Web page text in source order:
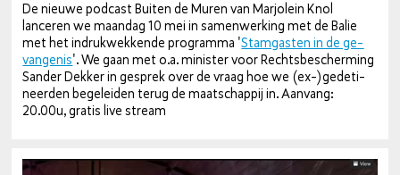
De nieuwe podcast Buiten de Muren van Marjolein Knol
lanceren we maandag 10 mei in sa­men­wer­king met de Balie
met het in­druk­wek­ken­de programma 'Stam­gas­ten in de ge­
van­ge­nis'. We gaan met o.a. minister voor Rechts­be­scher­ming
Sander Dekker in gesprek over de vraag hoe we (ex-)ge­de­ti­
neer­den be­ge­lei­den terug de maat­schap­pij in. Aanvang:
20.00u, gratis live stream